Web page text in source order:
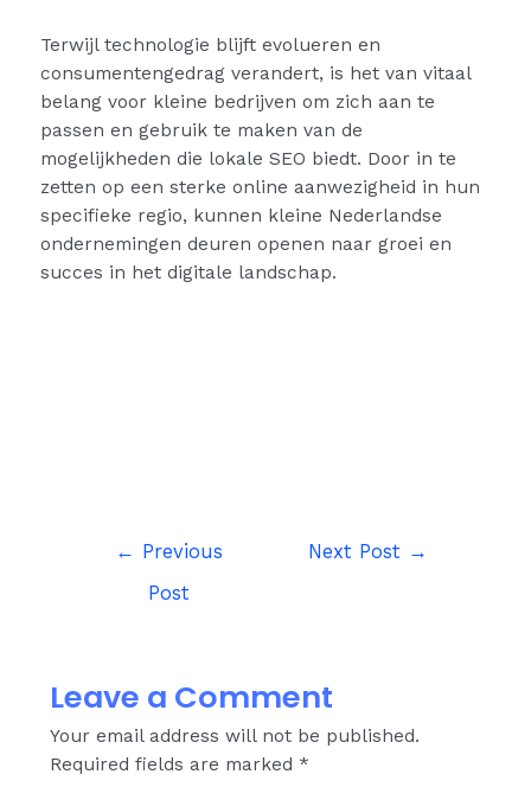
Terwijl technologie blijft evolueren en
consumentengedrag verandert, is het van vitaal
belang voor kleine bedrijven om zich aan te
passen en gebruik te maken van de
mogelijkheden die lokale SEO biedt. Door in te
zetten op een sterke online aanwezigheid in hun
specifieke regio, kunnen kleine Nederlandse
ondernemingen deuren openen naar groei en
succes in het digitale landschap.
← Previous
Post
Next Post →
Leave a Comment
Your email address will not be published.
Required fields are marked *